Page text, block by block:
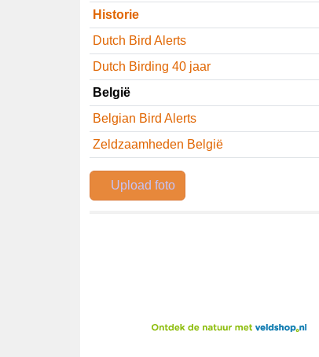
Historie
Dutch Bird Alerts
Dutch Birding 40 jaar
België
Belgian Bird Alerts
Zeldzaamheden België
Soortnaam